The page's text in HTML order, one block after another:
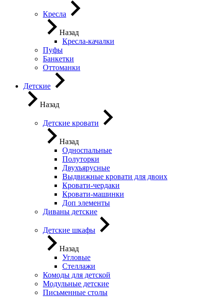
Кресла
Назад
Кресла-качалки
Пуфы
Банкетки
Оттоманки
Детские
Назад
Детские кровати
Назад
Односпальные
Полуторки
Двухъярусные
Выдвижные кровати для двоих
Кровати-чердаки
Кровати-машинки
Доп элементы
Диваны детские
Детские шкафы
Назад
Угловые
Стеллажи
Комоды для детской
Модульные детские
Письменные столы